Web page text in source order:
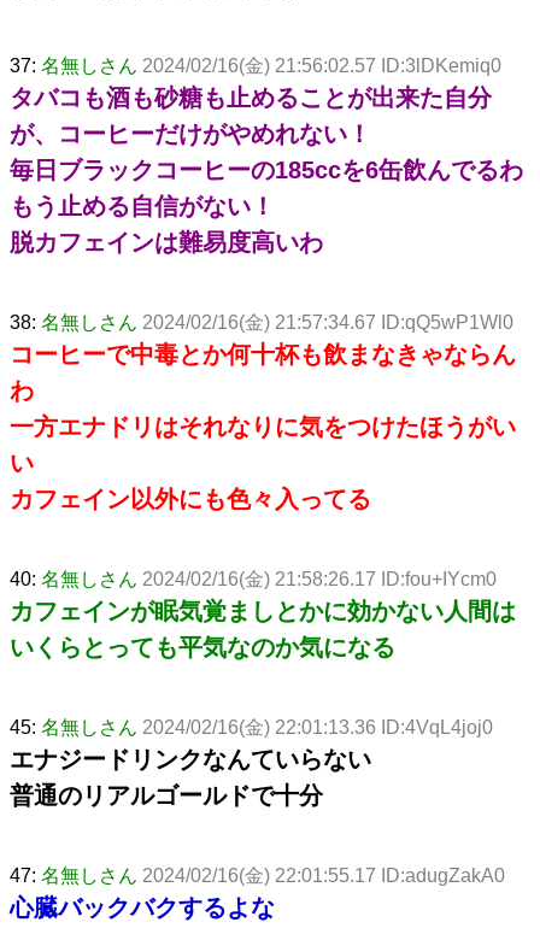
37: 名無しさん 2024/02/16(金) 21:56:02.57 ID:3lDKemiq0
タバコも酒も砂糖も止めることが出来た自分
が、コーヒーだけがやめれない！
毎日ブラックコーヒーの185ccを6缶飲んでるわ
もう止める自信がない！
脱カフェインは難易度高いわ
38: 名無しさん 2024/02/16(金) 21:57:34.67 ID:qQ5wP1Wl0
コーヒーで中毒とか何十杯も飲まなきゃならん
わ
一方エナドリはそれなりに気をつけたほうがい
い
カフェイン以外にも色々入ってる
40: 名無しさん 2024/02/16(金) 21:58:26.17 ID:fou+IYcm0
カフェインが眠気覚ましとかに効かない人間は
いくらとっても平気なのか気になる
45: 名無しさん 2024/02/16(金) 22:01:13.36 ID:4VqL4joj0
エナジードリンクなんていらない
普通のリアルゴールドで十分
47: 名無しさん 2024/02/16(金) 22:01:55.17 ID:adugZakA0
心臓バックバクするよな